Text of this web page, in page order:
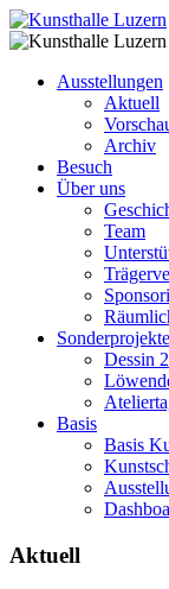
Ausstellungen
Aktuell
Archiv
Besuch
Über uns
Team
Sonderprojekte
Dessin
Basis
Basis
Aktuell